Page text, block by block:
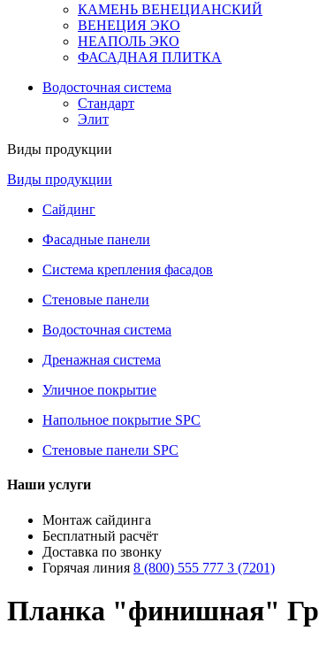
КАМЕНЬ ВЕНЕЦИАНСКИЙ
ВЕНЕЦИЯ ЭКО
НЕАПОЛЬ ЭКО
ФАСАДНАЯ ПЛИТКА
Водосточная система
Стандарт
Элит
Виды продукции
Виды продукции
Сайдинг
Фасадные панели
Система крепления фасадов
Стеновые панели
Водосточная система
Дренажная система
Уличное покрытие
Напольное покрытие SPC
Стеновые панели SPC
Наши услуги
Монтаж сайдинга
Бесплатный расчёт
Доставка по звонку
Горячая линия 8 (800) 555 777 3 (7201)
Планка "финишная"